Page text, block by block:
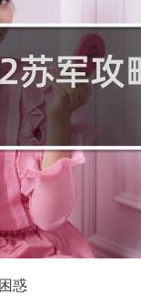
惑